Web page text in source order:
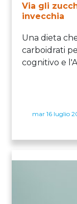
Via gli
invecchia
Una dieta
carboidrati
cognitivo e
mar 16 luglio